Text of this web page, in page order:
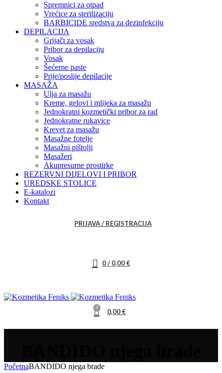
Spremnici za otpad
Vrećice za sterilizaciju
BARBICIDE sredstva za dezinfekciju
DEPILACIJA
Grijači za vosak
Pribor za depilaciju
Vosak
Šećerne paste
Prije/poslije depilacije
MASAŽA
Ulja za masažu
Kreme, gelovi i mlijeka za masažu
Jednokratni kozmetički pribor za rad
Jednokratne rukavice
Krevet za masažu
Masažne fotelje
Masažni pištolji
Masažeri
Akupresurne prostirke
REZERVNI DIJELOVI I PRIBOR
UREDSKE STOLICE
E-katalozi
Kontakt
PRIJAVA / REGISTRACIJA
0/ 0,00€
0 0,00€
PočetnaBANDIDO njega brade